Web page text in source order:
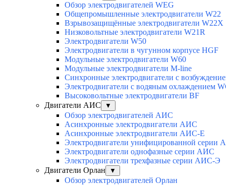
Обзор электродвигателей WEG
Общепромышленные электродвигатели W22
Взрывозащищённые электродвигатели W22X
Низковольтные электродвигатели W21R
Электродвигатели W50
Электродвигатели в чугунном корпусе HGF
Модульные электродвигатели W60
Модульные электродвигатели M-line
Синхронные электродвигатели с
Электродвигатели с водяным охлаждением
Высоковольтные электродвигатели BF
Двигатели АИС
▼
Обзор электродвигателей АИС
Асинхронные электродвигатели АИС
Асинхронные электродвигатели АИС-Е
Электродвигатели унифицированной серии
Электродвигатели однофазные серии АИС
Электродвигатели трехфазные серии АИС-Э
Двигатели Орлан
▼
Обзор электродвигателей Орлан